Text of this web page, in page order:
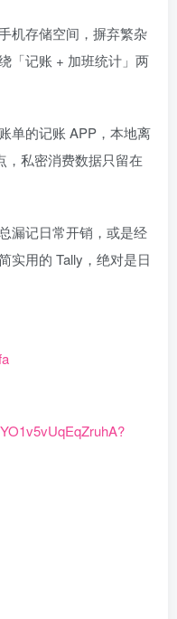
机存储空间，摒弃繁杂
「记账 + 加班统计」两
单的记账 APP，本地离
，私密消费数据只留在
漏记日常开销，或是经
实用的 Tally，绝对是日